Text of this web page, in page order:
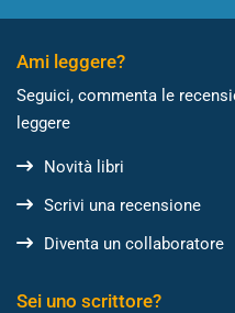
Ami leggere?
Seguici, commenta le
leggere
Novità libri
Scrivi una recensione
Diventa un collaboratore
Sei uno scrittore?